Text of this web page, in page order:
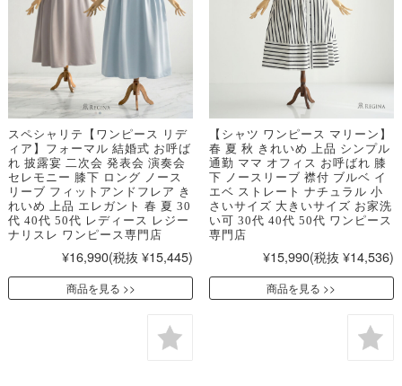
スペシャリテ【ワンピース リデ
ィア】フォーマル 結婚式 お呼ば
れ 披露宴 二次会 発表会 演奏会
セレモニー 膝下 ロング ノース
リーブ フィットアンドフレア き
れいめ 上品 エレガント 春 夏 30
代 40代 50代 レディース レジー
ナリスレ ワンピース専門店
¥16,990(税抜 ¥15,445)
商品を見る
【シャツ ワンピース マリーン】
春 夏 秋 きれいめ 上品 シンプル
通勤 ママ オフィス お呼ばれ 膝
下 ノースリーブ 襟付 ブルベ イ
エベ ストレート ナチュラル 小
さいサイズ 大きいサイズ お家洗
い可 30代 40代 50代 ワンピース
専門店
¥15,990(税抜 ¥14,536)
商品を見る